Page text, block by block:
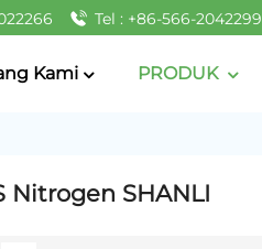
Tel : +86-566-2042299
Kami PRODUK
Nitrogen SHANLI